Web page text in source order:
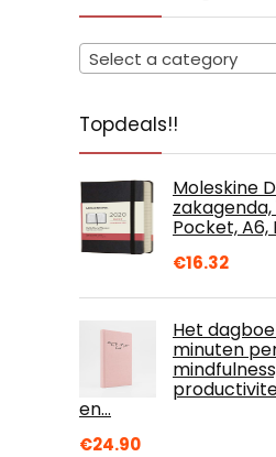
Select a category
Topdeals!!
Moleskine
zakagenda,
Pocket,
€16.32
Het
minuten
en…
€24.90